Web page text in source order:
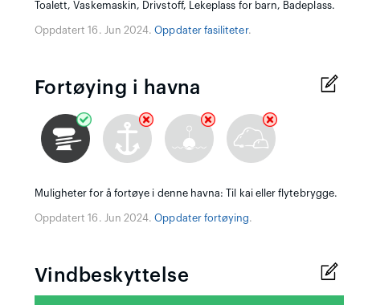
Toalett, Vaskemaskin, Drivstoff, Lekeplass for barn, Badeplass.
Oppdatert 16. Jun 2024.Oppdater fasiliteter.
Fortøying i havna
Muligheter for å fortøye i denne havna: Til kai eller flytebrygge.
Oppdatert 16. Jun 2024.Oppdater fortøying.
Vindbeskyttelse